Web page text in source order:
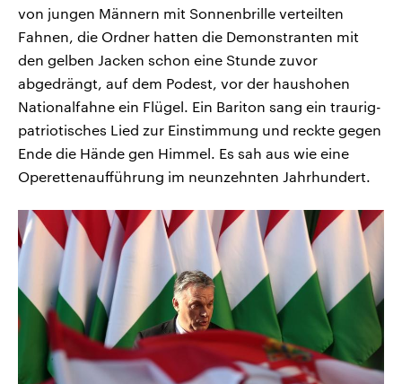
von jungen Männern mit Sonnenbrille verteilten
Fahnen, die Ordner hatten die Demonstranten mit
den gelben Jacken schon eine Stunde zuvor
abgedrängt, auf dem Podest, vor der haushohen
Nationalfahne ein Flügel. Ein Bariton sang ein traurig-
patriotisches Lied zur Einstimmung und reckte gegen
Ende die Hände gen Himmel. Es sah aus wie eine
Operettenaufführung im neunzehnten Jahrhundert.